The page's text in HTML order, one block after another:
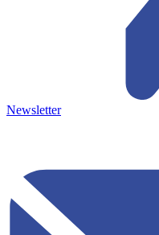
Newsletter